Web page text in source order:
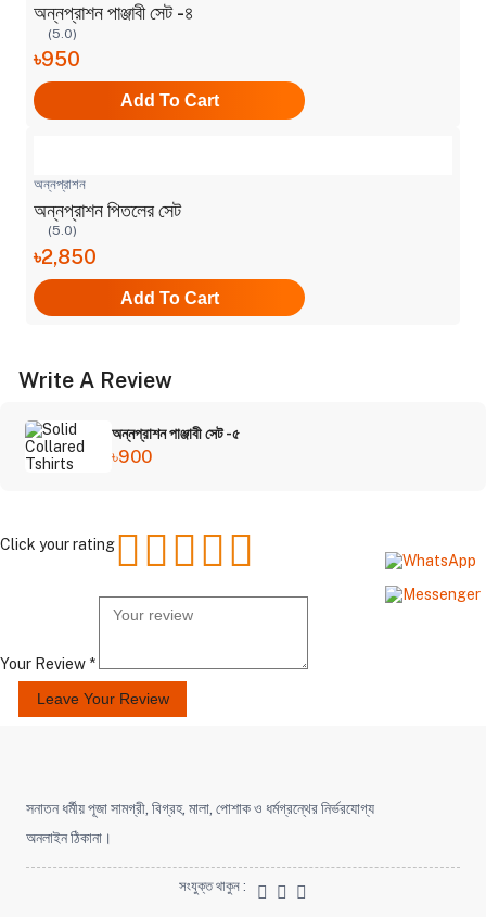
অন্নপ্রাশন পাঞ্জাবী সেট -৪
(5.0)
৳950
Add To Cart
অন্নপ্রাশন
অন্নপ্রাশন পিতলের সেট
(5.0)
৳2,850
Add To Cart
Write A Review
অন্নপ্রাশন পাঞ্জাবী সেট -৫
৳900
Click your rating
Your Review *
Leave Your Review
সনাতন ধর্মীয় পূজা সামগ্রী, বিগ্রহ, মালা, পোশাক ও ধর্মগ্রন্থের নির্ভরযোগ্য
অনলাইন ঠিকানা।
সংযুক্ত থাকুন :